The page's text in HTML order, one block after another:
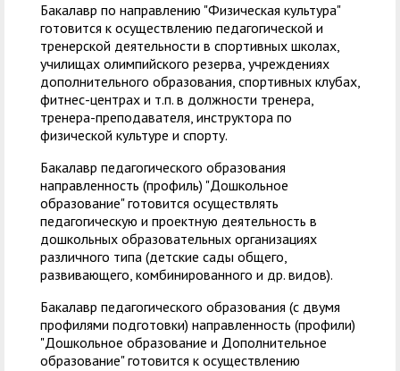
Бакалавр по направлению "Физическая культура"
готовится к осуществлению педагогической и
тренерской деятельности в спортивных школах,
училищах олимпийского резерва, учреждениях
дополнительного образования, спортивных клубах,
фитнес-центрах и т.п. в должности тренера,
тренера-преподавателя, инструктора по
физической культуре и спорту.
Бакалавр педагогического образования
направленность (профиль) "Дошкольное
образование" готовится осуществлять
педагогическую и проектную деятельность в
дошкольных образовательных организациях
различного типа (детские сады общего,
развивающего, комбинированного и др. видов).
Бакалавр педагогического образования (с двумя
профилями подготовки) направленность (профили)
"Дошкольное образование и Дополнительное
образование" готовится к осуществлению